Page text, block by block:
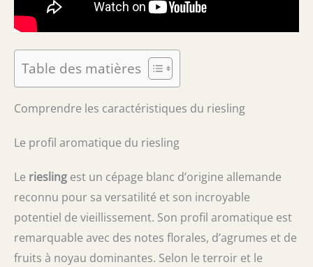
Table des matières
Comprendre les caractéristiques du riesling
Le profil aromatique du riesling
Le riesling est un cépage blanc d’origine allemande
reconnu pour sa versatilité et son incroyable
potentiel de vieillissement. Son profil aromatique est
remarquable avec des notes florales, d’agrumes et de
fruits à noyau dominantes. Selon le terroir et le